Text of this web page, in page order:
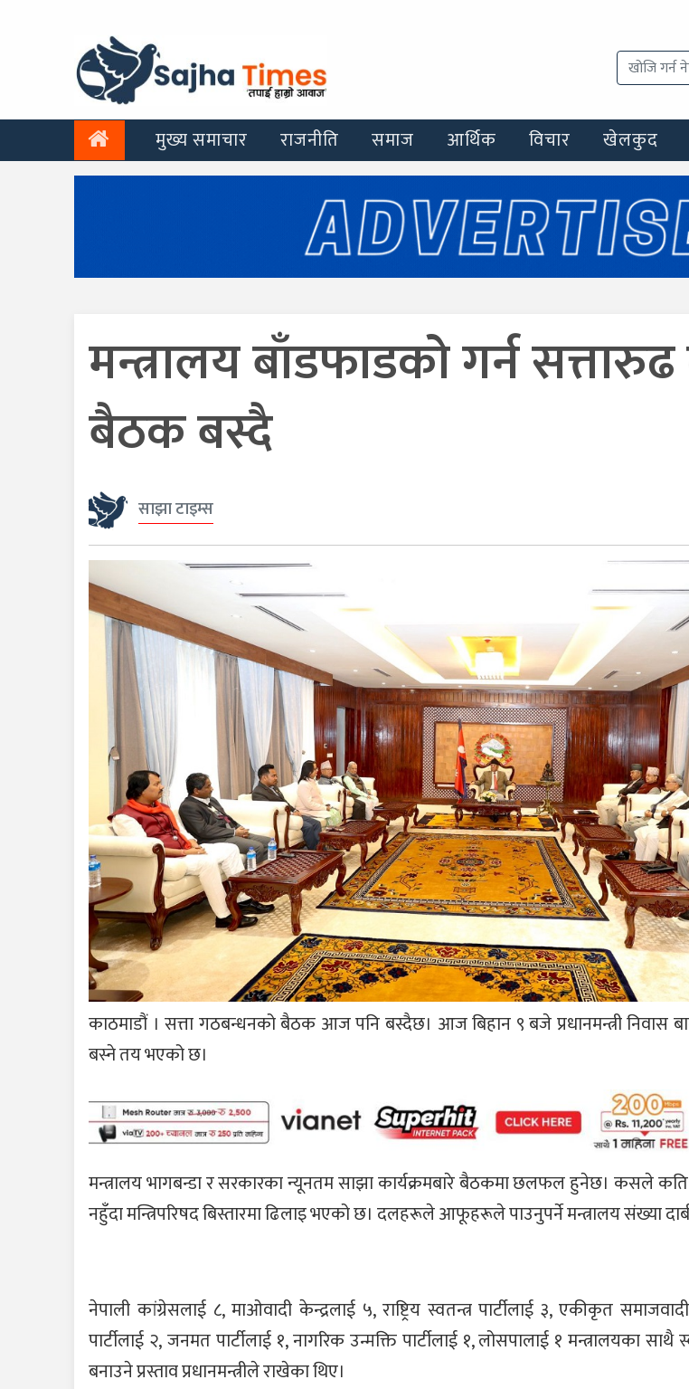
मुख्य समाचार राजनीति समाज आर्थिक विचार खेलकुद
मन्त्रालय बाँडफाडको गर्न
बैठक बस्दै
साझा टाइम्स
काठमाडौं । सत्ता गठबन्धनको बैठक आज पनि बस्दैछ। आज बिहान ९ बजे प्रधानमन्त्री निवास
बस्ने तय भएको छ।
मन्त्रालय भागबन्डा र सरकारका न्यूनतम साझा कार्यक्रमबारे बैठकमा छलफल हुनेछ। कसले कति
नहुँदा मन्त्रिपरिषद बिस्तारमा ढिलाइ भएको छ। दलहरूले आफूहरूले पाउनुपर्ने मन्त्रालय संख्या
नेपाली कांग्रेसलाई ८, माओवादी केन्द्रलाई ५, राष्ट्रिय स्वतन्त्र पार्टीलाई ३, एकीकृत
पार्टीलाई २, जनमत पार्टीलाई १, नागरिक उन्मक्ति पार्टीलाई १, लोसपालाई १ मन्त्रालयका साथै
बनाउने प्रस्ताव प्रधानमन्त्रीले राखेका थिए।